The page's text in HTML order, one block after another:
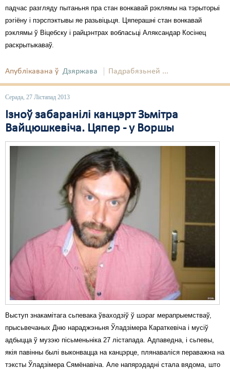
падчас разгляду пытаньня пра стан вонкавай рэклямы на тэрыторыі
рэгіёну і пэрспэктывы яе разьвіцьця. Цяперашні стан вонкавай
рэклямы ў Віцебску і райцэнтрах вобласьці Аляксандар Косінец
раскрытыкаваў.
Апублікавана ў Дзяржава Падрабязьней ...
Серада, 27 Лістапад 2013
Ізноў забаранілі канцэрт Зьмітра
Вайцюшкевіча. Цяпер - у Воршы
Выступ знакамітага сьпевака ўваходзіў ў шэраг мерапрыемстваў,
прысьвечаных Дню нараджэньня Ўладзімера Караткевіча і мусіў
адбыцца ў музэю пісьменьніка 27 лістапада. Адпаведна, і сьпевы,
якія павінны былі выконвацца на канцэрце, плянаваліся пераважна на
тэксты Ўладзімера Сямёнавіча. Але напярэдадні стала вядома, што